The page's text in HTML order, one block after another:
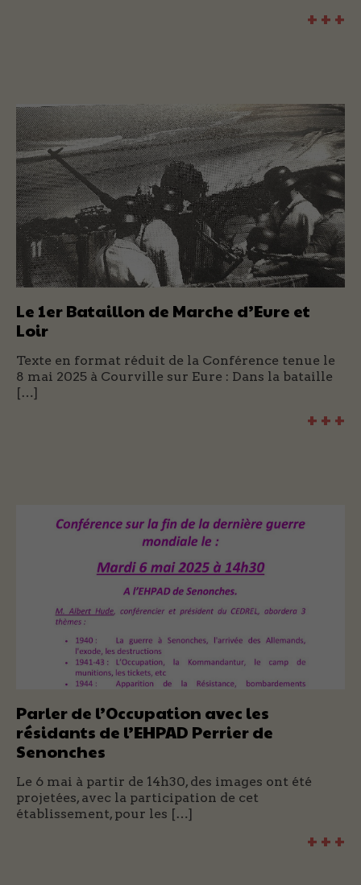
+ + +
Le 1er Bataillon de Marche d’Eure et
Loir
Texte en format réduit de la Conférence tenue le
8 mai 2025 à Courville sur Eure : Dans la bataille
[…]
+ + +
Parler de l’Occupation avec les
résidants de l’EHPAD Perrier de
Senonches
Le 6 mai à partir de 14h30, des images ont été
projetées, avec la participation de cet
établissement, pour les […]
+ + +